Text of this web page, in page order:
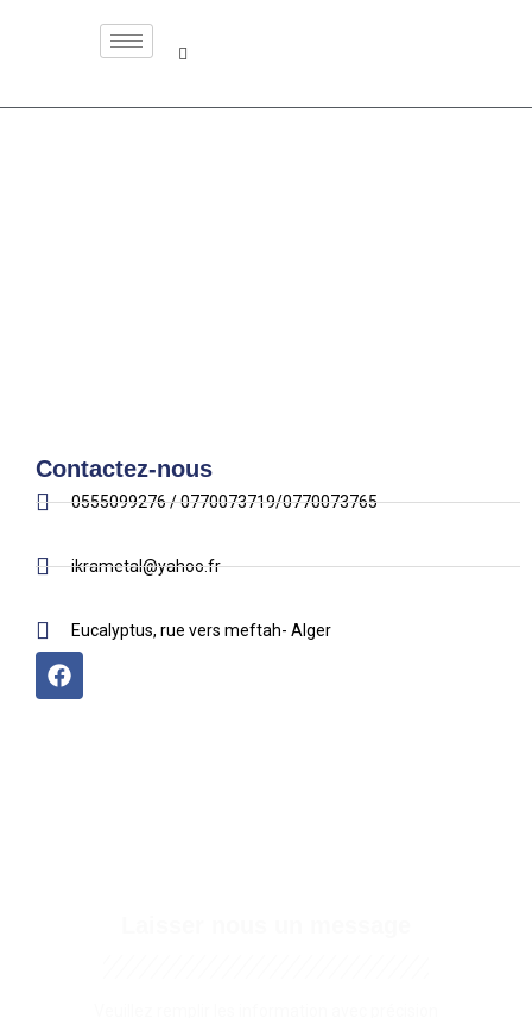
Contactez-nous
0555099276 / 0770073719/0770073765
ikrametal@yahoo.fr
Eucalyptus, rue vers meftah- Alger